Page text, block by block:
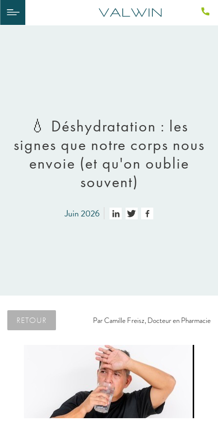
💧 Déshydratation : les
signes que notre corps nous
envoie (et qu'on oublie
souvent)
Juin 2026
RETOUR ParCamille Freisz, Docteur en Pharmacie